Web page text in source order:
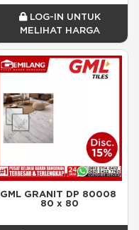
LOG-IN UNTUK
MELIHAT HARGA
GML GRANIT DP 80008
80 x 80